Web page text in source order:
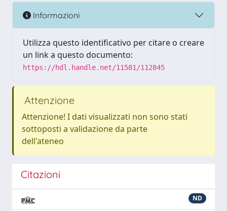
Informazioni
Utilizza questo identificativo per citare o creare
un link a questo documento:
https://hdl.handle.net/11581/112845
Attenzione
Attenzione! I dati visualizzati non sono stati
sottoposti a validazione da parte
dell'ateneo
Citazioni
ND